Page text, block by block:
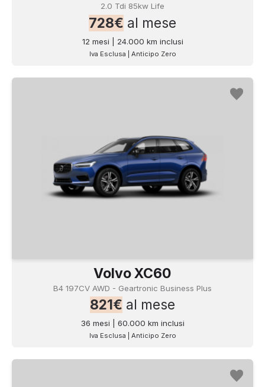
2.0 Tdi 85kw Life
728€ al mese
12 mesi | 24.000 km inclusi
Iva Esclusa | Anticipo Zero
Volvo XC60
B4 197CV AWD - Geartronic Business Plus
821€ al mese
36 mesi | 60.000 km inclusi
Iva Esclusa | Anticipo Zero